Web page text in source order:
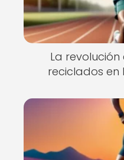
La
reciclados